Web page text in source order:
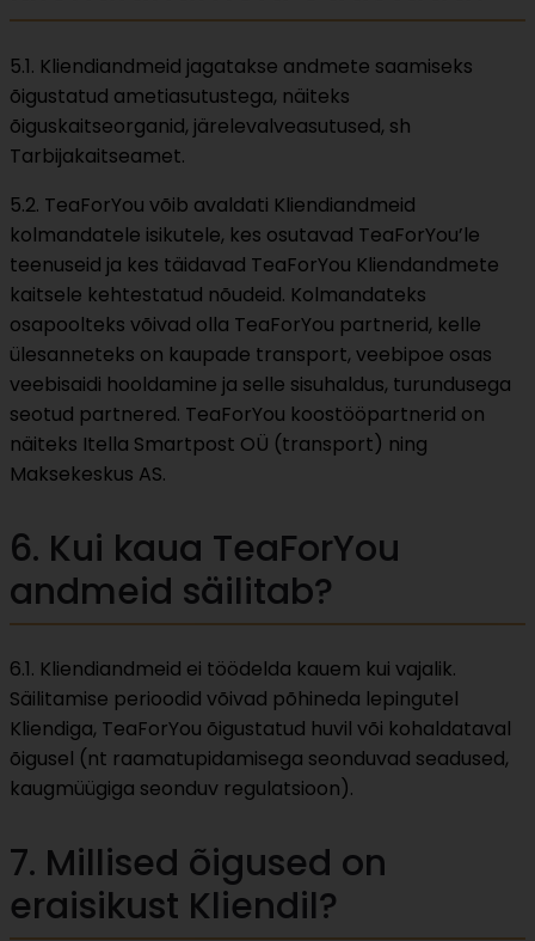
5.1. Kliendiandmeid jagatakse andmete saamiseks
õigustatud ametiasutustega, näiteks
õiguskaitseorganid, järelevalveasutused, sh
Tarbijakaitseamet.
5.2. TeaForYou võib avaldati Kliendiandmeid
kolmandatele isikutele, kes osutavad TeaForYou’le
teenuseid ja kes täidavad TeaForYou Kliendandmete
kaitsele kehtestatud nõudeid. Kolmandateks
osapoolteks võivad olla TeaForYou partnerid, kelle
ülesanneteks on kaupade transport, veebipoe osas
veebisaidi hooldamine ja selle sisuhaldus, turundusega
seotud partnered. TeaForYou koostööpartnerid on
näiteks Itella Smartpost OÜ (transport) ning
Maksekeskus AS.
6. Kui kaua TeaForYou
andmeid säilitab?
6.1. Kliendiandmeid ei töödelda kauem kui vajalik.
Säilitamise perioodid võivad põhineda lepingutel
Kliendiga, TeaForYou õigustatud huvil või kohaldataval
õigusel (nt raamatupidamisega seonduvad seadused,
kaugmüügiga seonduv regulatsioon).
7. Millised õigused on
eraisikust Kliendil?